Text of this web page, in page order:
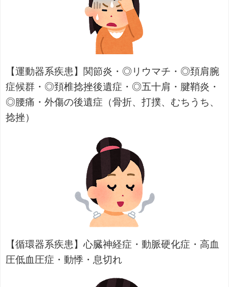
【運動器系疾患】関節炎・◎リウマチ・◎頚肩腕
症候群・◎頚椎捻挫後遺症・◎五十肩・腱鞘炎・
◎腰痛・外傷の後遺症（骨折、打撲、むちうち、
捻挫）
【循環器系疾患】心臓神経症・動脈硬化症・高血
圧低血圧症・動悸・息切れ